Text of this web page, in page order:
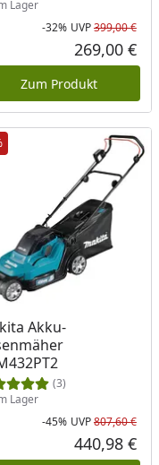
Preis
Lager
-32% UVP399,00 €
269,00 €
Zum Produkt
Preis
Akku-
(3)
am Lager
Lager
-45% UVP807,60 €
440,98 €